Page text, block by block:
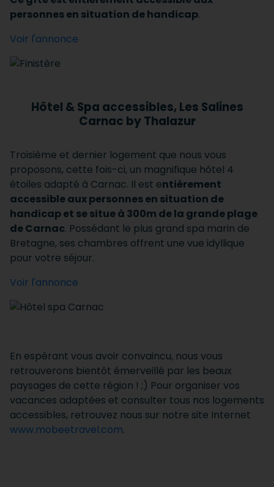
personnes en situation de handicap.
Voir l'annonce
Hôtel & Spa accessibles, Les Salines
Carnac by Thalazur
Troisième et dernier logement que nous vous
proposons, cette fois-ci, un magnifique hôtel 4
étoiles adapté à Carnac. Il est entièrement
accessible aux personnes en situation de
handicap et se situe à 300m de la grande plage
de Carnac. Possédant le plus grand spa marin de
Bretagne, ses chambres offrent une vue idyllique
pour votre séjour.
Voir l'annonce
En espérant vous avoir convaincu, nous vous
retrouverons bientôt émerveillé par les beaux
paysages de cette région ! ;) Pour organiser vos
vacances adaptées et consulter tous nos logements
accessibles, retrouvez nous sur notre site Internet
www.mobeetravel.com.